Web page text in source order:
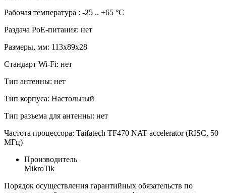
Рабочая температура : -25 .. +65 °C
Раздача PoE-питания: нет
Размеры, мм: 113x89x28
Стандарт Wi-Fi: нет
Тип антенны: нет
Тип корпуса: Настольный
Тип разъема для антенны: нет
Частота процессора: Taifatech TF470 NAT accelerator (RISC, 50
МГц)
Производитель
MikroTik
Порядок осуществления гарантийных обязательств по